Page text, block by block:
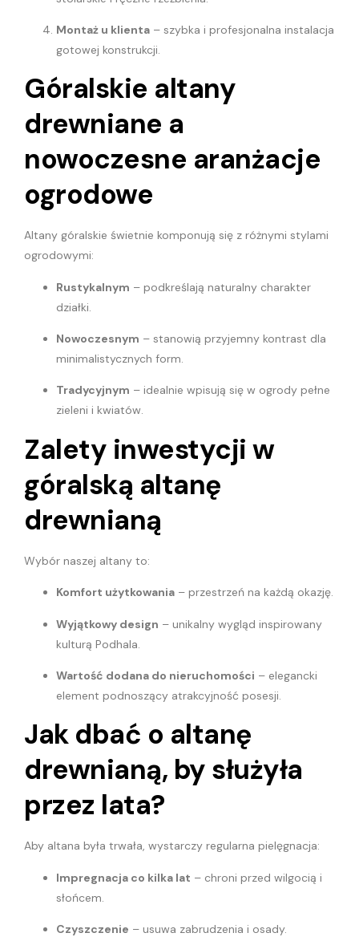
Montaż u klienta – szybka i profesjonalna instalacja
gotowej konstrukcji.
Góralskie altany
drewniane a
nowoczesne aranżacje
ogrodowe
Altany góralskie świetnie komponują się z różnymi stylami
ogrodowymi:
Rustykalnym – podkreślają naturalny charakter
działki.
Nowoczesnym – stanowią przyjemny kontrast dla
minimalistycznych form.
Tradycyjnym – idealnie wpisują się w ogrody pełne
zieleni i kwiatów.
Zalety inwestycji w
góralską altanę
drewnianą
Wybór naszej altany to:
Komfort użytkowania – przestrzeń na każdą okazję.
Wyjątkowy design – unikalny wygląd inspirowany
kulturą Podhala.
Wartość dodana do nieruchomości – elegancki
element podnoszący atrakcyjność posesji.
Jak dbać o altanę
drewnianą, by służyła
przez lata?
Aby altana była trwała, wystarczy regularna pielęgnacja:
Impregnacja co kilka lat – chroni przed wilgocią i
słońcem.
Czyszczenie – usuwa zabrudzenia i osady.